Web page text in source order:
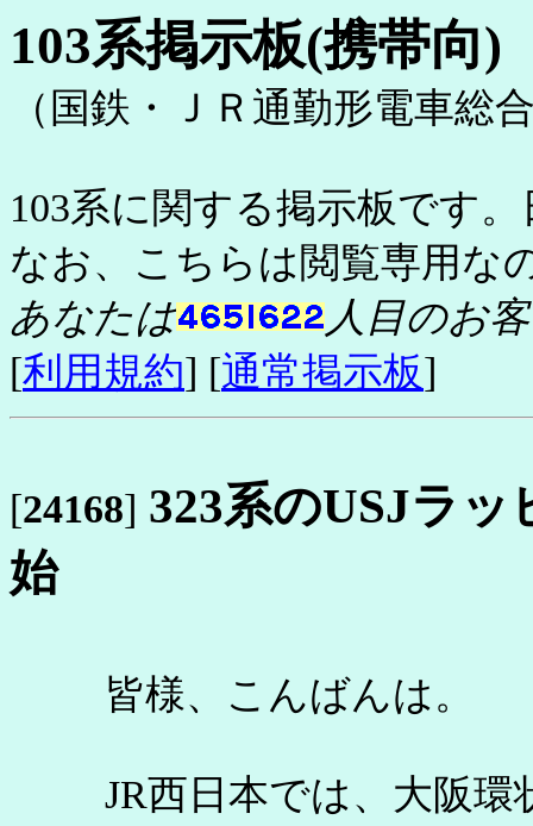
103系掲示板(携帯向)
（国鉄・ＪＲ通勤形電車総
103系に関する掲示板です
なお、こちらは閲覧専用な
あなたは
人目のお
[利用規約] [通常掲示板]
[24168] 323系のUSJラ
始
皆様、こんばんは。
JR西日本では、大阪